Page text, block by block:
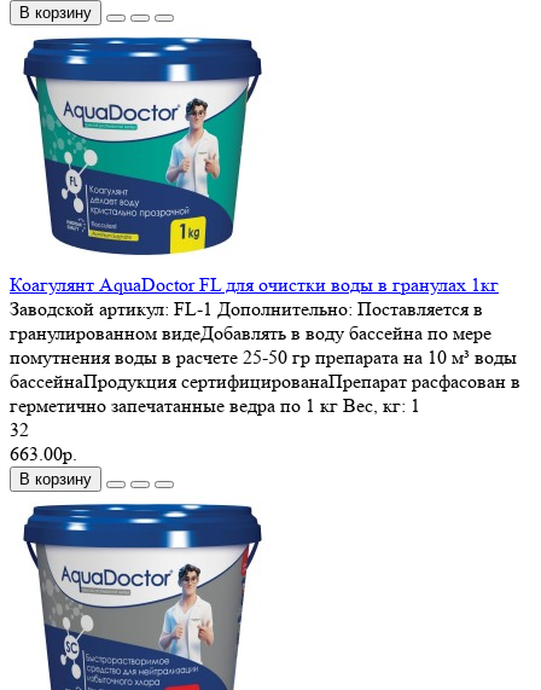
В корзину
Коагулянт AquaDoctor FL для очистки воды в гранулах 1кг
Заводской артикул: FL-1 Дополнительно: Поставляется в
гранулированном видеДобавлять в воду бассейна по мере
помутнения воды в расчете 25-50 гр препарата на 10 м³ воды
бассейнаПродукция сертифицированаПрепарат расфасован в
герметично запечатанные ведра по 1 кг Вес, кг: 1
32
663.00р.
В корзину